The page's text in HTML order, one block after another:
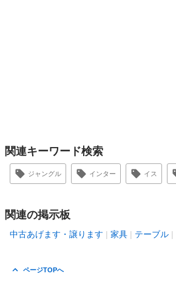
関連キーワード検索
ジャングル インター イス
関連の掲示板
中古あげます・譲ります 家具 テーブル
ページTOPへ